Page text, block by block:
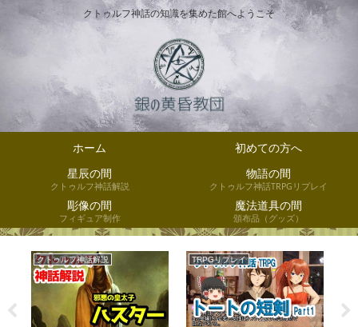
クトゥルフ神話の知識を集めた館へようこそ
ホーム
初めての方へ
星辰の間
クトゥルフ神話解説
物語の間
クトゥルフ神話TRPGリプレイ
彫像の間
フィギュア制作
魔法道具の間
頒布品（グッズ）
クトゥルフ神話解説 TRPGリプレイ